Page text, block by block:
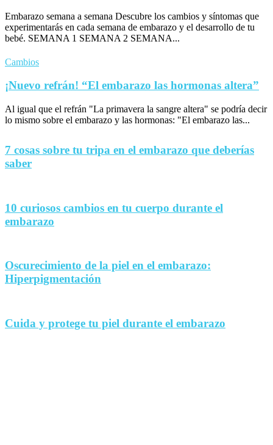
Embarazo semana a semana Descubre los cambios y síntomas que
experimentarás en cada semana de embarazo y el desarrollo de tu
bebé. SEMANA 1 SEMANA 2 SEMANA...
Cambios
¡Nuevo refrán! “El embarazo las hormonas altera”
Al igual que el refrán "La primavera la sangre altera" se podría decir
lo mismo sobre el embarazo y las hormonas: "El embarazo las...
7 cosas sobre tu tripa en el embarazo que deberías
saber
10 curiosos cambios en tu cuerpo durante el
embarazo
Oscurecimiento de la piel en el embarazo:
Hiperpigmentación
Cuida y protege tu piel durante el embarazo